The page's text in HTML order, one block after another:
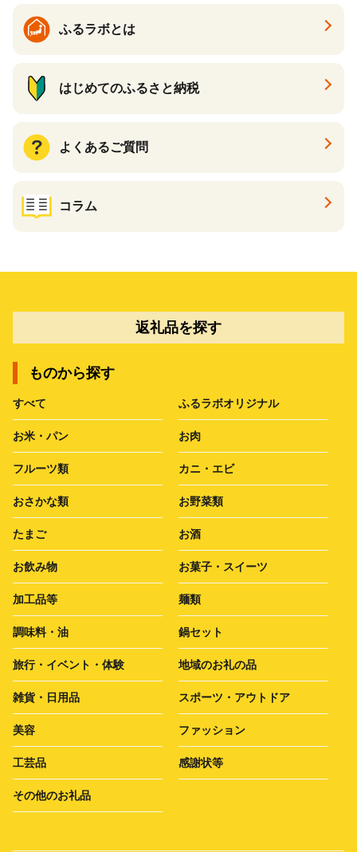
ふるラボとは
はじめてのふるさと納税
よくあるご質問
コラム
返礼品を探す
ものから探す
すべて ふるラボオリジナル
お米・パン お肉
フルーツ類 カニ・エビ
おさかな類 お野菜類
たまご お酒
お飲み物 お菓子・スイーツ
加工品等 麺類
調味料・油 鍋セット
旅行・イベント・体験 地域のお礼の品
雑貨・日用品 スポーツ・アウトドア
美容 ファッション
工芸品 感謝状等
その他のお礼品